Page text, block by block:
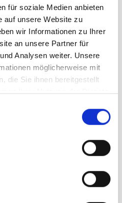
für soziale Medien anbieten
auf unsere Website zu
wir Informationen zu Ihrer
an unsere Partner für
Analysen weiter. Unsere
möglicherweise mit
die Sie ihnen bereitgestellt
Ihrer Nutzung der Dienste
Herren
20